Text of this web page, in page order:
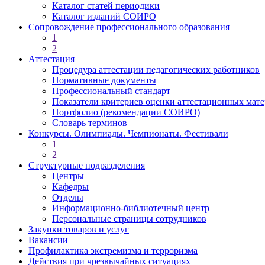
Каталог статей периодики
Каталог изданий СОИРО
Сопровождение профессионального образования
1
2
Аттестация
Процедура аттестации педагогических работников
Нормативные документы
Профессиональный стандарт
Показатели критериев оценки аттестационных
Портфолио (рекомендации СОИРО)
Словарь терминов
Конкурсы. Олимпиады. Чемпионаты. Фестивали
1
2
Структурные подразделения
Центры
Кафедры
Отделы
Информационно-библиотечный центр
Персональные страницы сотрудников
Закупки товаров и услуг
Вакансии
Профилактика экстремизма и терроризма
Действия при чрезвычайных ситуациях